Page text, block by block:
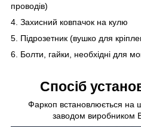
проводів)
4. Захисний ковпачок на кулю
5. Підрозетник (вушко для
6. Болти, гайки, необхідні для
Спосіб
Фаркоп встановлюється на
заводом виробником